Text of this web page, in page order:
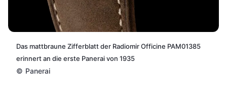
Das mattbraune Zifferblatt der Radiomir Officine PAM01385
erinnert an die erste Panerai von 1935
© Panerai